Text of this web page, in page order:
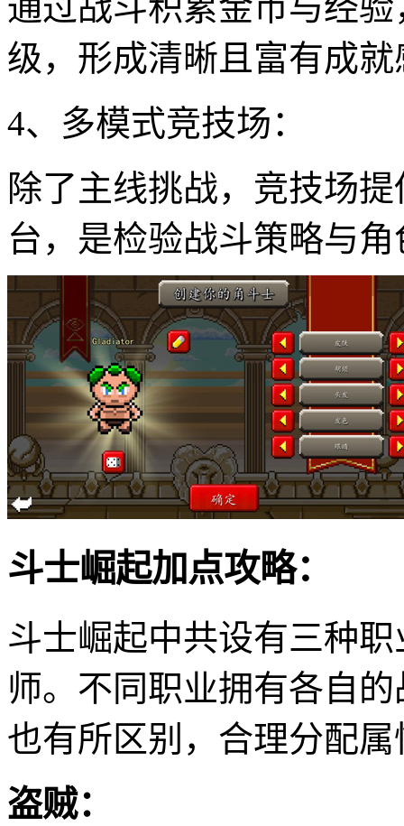
级，形成清晰且富有成
4、多模式竞技场：
除了主线挑战，竞技场
台，是检验战斗策略与
斗士崛起加点攻略：
斗士崛起中共设有三种
师。不同职业拥有各自
也有所区别，合理分配
盗贼：